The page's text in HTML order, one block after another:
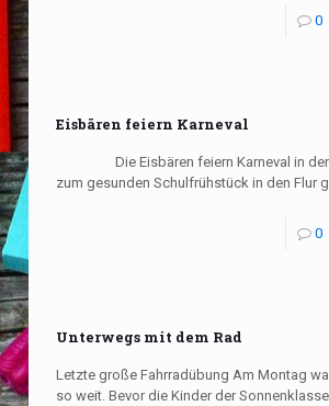
0
Eisbären feiern Karneval
Die Eisbären feiern Karneval in der
zum gesunden Schulfrühstück in den Flur
0
Unterwegs mit dem Rad
Letzte große Fahrradübung Am Montag
so weit. Bevor die Kinder der